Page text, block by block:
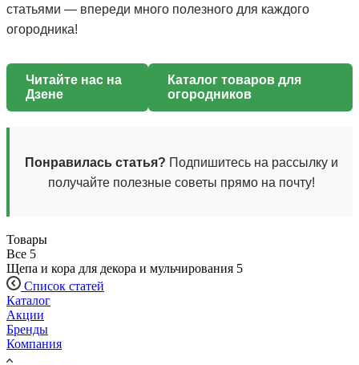
статьями — впереди много полезного для каждого
огородника!
Читайте нас на
Дзене
Каталог товаров для
огородников
Понравилась статья? Подпишитесь на рассылку и
получайте полезные советы прямо на почту!
Товары
Все 5
Щепа и кора для декора и мульчирования 5
Список статей
Каталог
Акции
Бренды
Компания